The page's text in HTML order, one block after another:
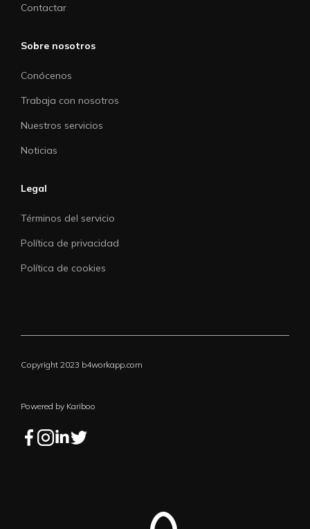
Contactar
Sobre nosotros
Conócenos
Trabaja con nosotros
Nuestros servicios
Noticias
Legal
Términos del servicio
Política de privacidad
Política de cookies
Copyright 2023 b4workapp.com
Powered by Kariboo